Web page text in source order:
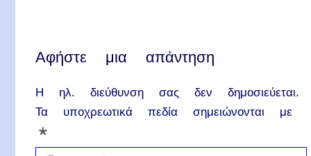
Αφήστε μια απάντηση
Η ηλ. διεύθυνση σας δεν δημοσιεύεται.
Τα υποχρεωτικά πεδία σημειώνονται με
*